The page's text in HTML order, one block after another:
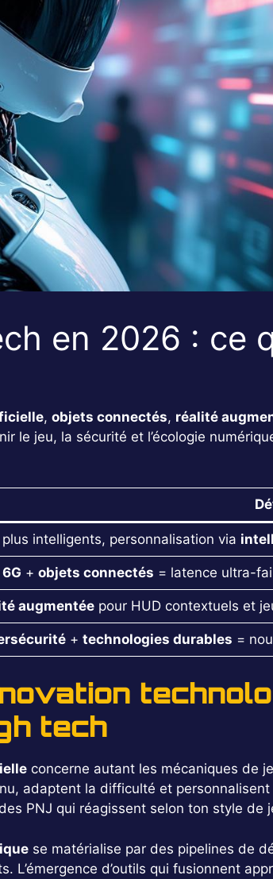
en 2026 : ce
, objets connectés, réalité
le jeu, la sécurité et l’écologie
plus intelligents, personnalisation via
+ objets connectés = latence ultra-
augmentéepour HUD contextuels et
+ technologies durables =
tech
concerne autant les mécaniques de
adaptent la difficulté et personnalisent
PNJ qui réagissent selon ton style de
se matérialise par des pipelines de
L’émergence d’outils qui fusionnent